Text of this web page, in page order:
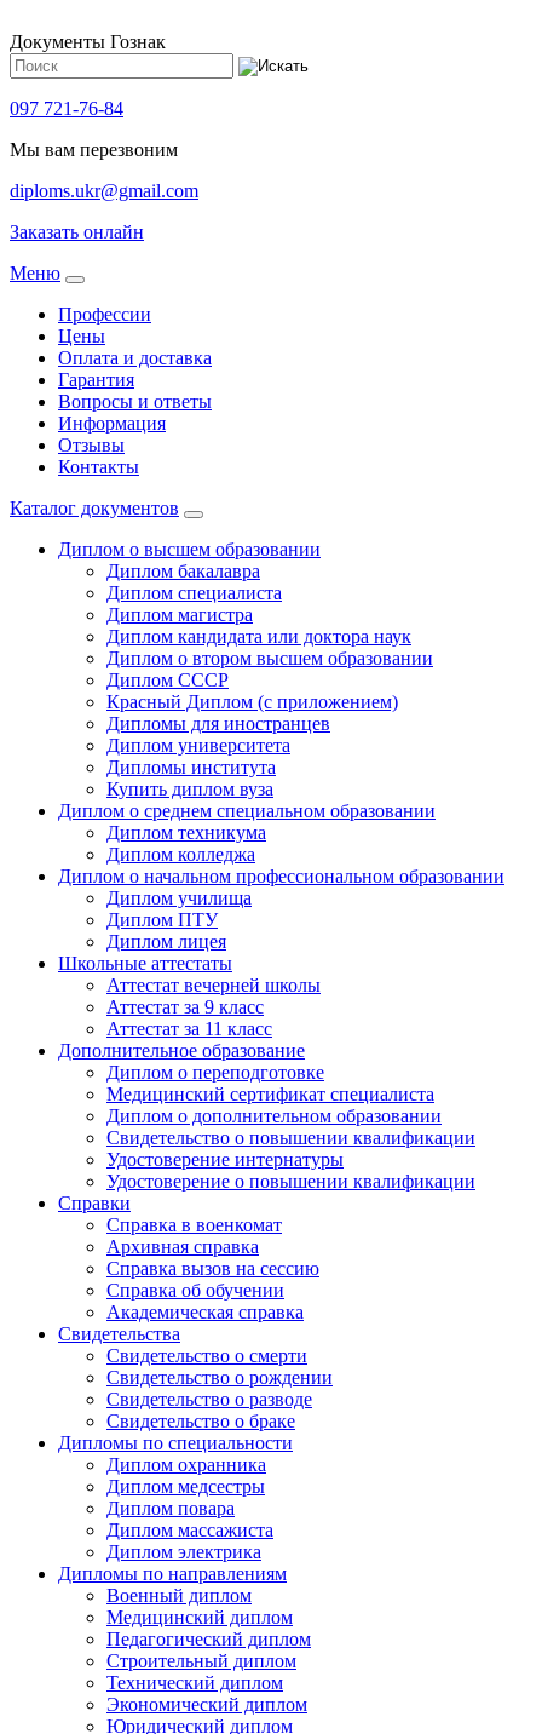
Документы Гознак
097 721-76-84
Мы вам перезвоним
diploms.ukr@gmail.com
Заказать онлайн
Meню
Профессии
Цены
Оплата и доставка
Гарантия
Вопросы и ответы
Информация
Отзывы
Контакты
Каталог документов
Диплом о высшем образовании
Диплом бакалавра
Диплом специалиста
Диплом магистра
Диплом кандидата или доктора наук
Диплом о втором высшем образовании
Диплом СССР
Красный Диплом (с приложением)
Дипломы для иностранцев
Диплом университета
Дипломы института
Купить диплом вуза
Диплом о среднем специальном образовании
Диплом техникума
Диплом колледжа
Диплом о начальном профессиональном oбразовании
Диплом училища
Диплом ПТУ
Диплом лицея
Школьные аттестаты
Аттестат вечерней школы
Аттестат за 9 класс
Аттестат за 11 класс
Дополнительное образование
Диплом о переподготовке
Медицинский сертификат специалиста
Диплом о дополнительном образовании
Свидетельство о повышении квалификации
Удостоверение интернатуры
Удостоверение о повышении квалификации
Справки
Справка в военкомат
Архивная справка
Справка вызов на сессию
Справка об обучении
Академическая справка
Свидетельства
Свидетельство о смерти
Свидетельство о рождении
Свидетельство о разводе
Свидетельство о браке
Дипломы по специальности
Диплом охранника
Диплом медсестры
Диплом повара
Диплом массажиста
Диплом электрика
Дипломы по направлениям
Военный диплом
Медицинский диплом
Педагогический диплом
Строительный диплом
Технический диплом
Экономический диплом
Юридический диплом